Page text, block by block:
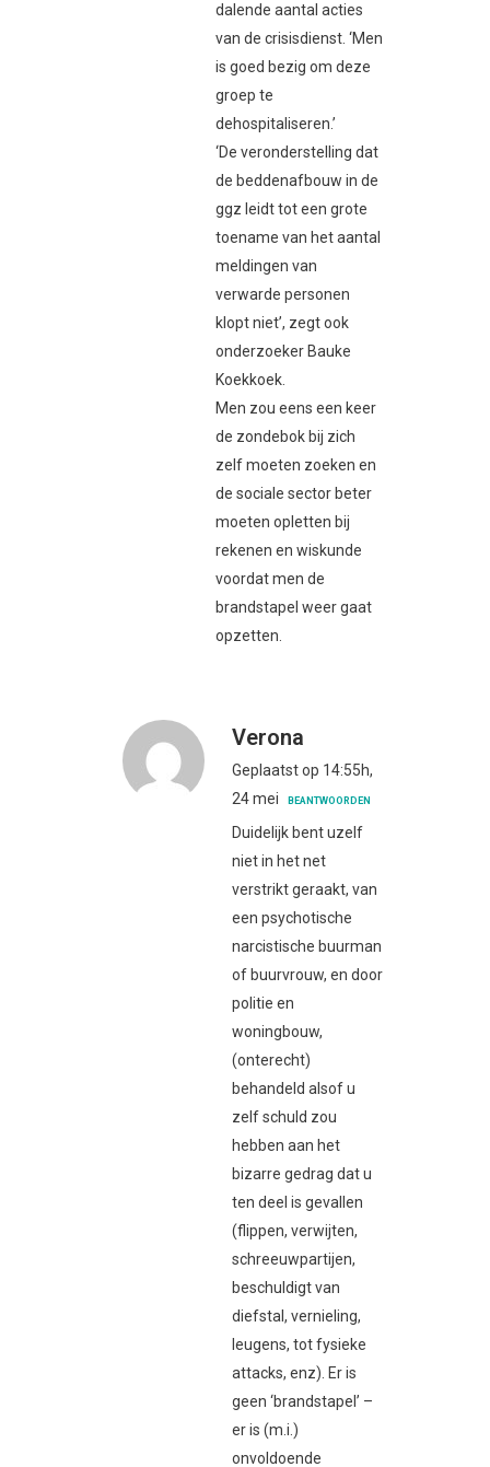
dalende aantal acties
van de crisisdienst. ‘Men
is goed bezig om deze
groep te
dehospitaliseren.’
‘De veronderstelling dat
de beddenafbouw in de
ggz leidt tot een grote
toename van het aantal
meldingen van
verwarde personen
klopt niet’, zegt ook
onderzoeker Bauke
Koekkoek.
Men zou eens een keer
de zondebok bij zich
zelf moeten zoeken en
de sociale sector beter
moeten opletten bij
rekenen en wiskunde
voordat men de
brandstapel weer gaat
opzetten.
Verona
Geplaatst op 14:55h,
24 mei
BEANTWOORDEN
Duidelijk bent uzelf
niet in het net
verstrikt geraakt, van
een psychotische
narcistische buurman
of buurvrouw, en door
politie en
woningbouw,
(onterecht)
behandeld alsof u
zelf schuld zou
hebben aan het
bizarre gedrag dat u
ten deel is gevallen
(flippen, verwijten,
schreeuwpartijen,
beschuldigt van
diefstal, vernieling,
leugens, tot fysieke
attacks, enz). Er is
geen ‘brandstapel’ –
er is (m.i.)
onvoldoende